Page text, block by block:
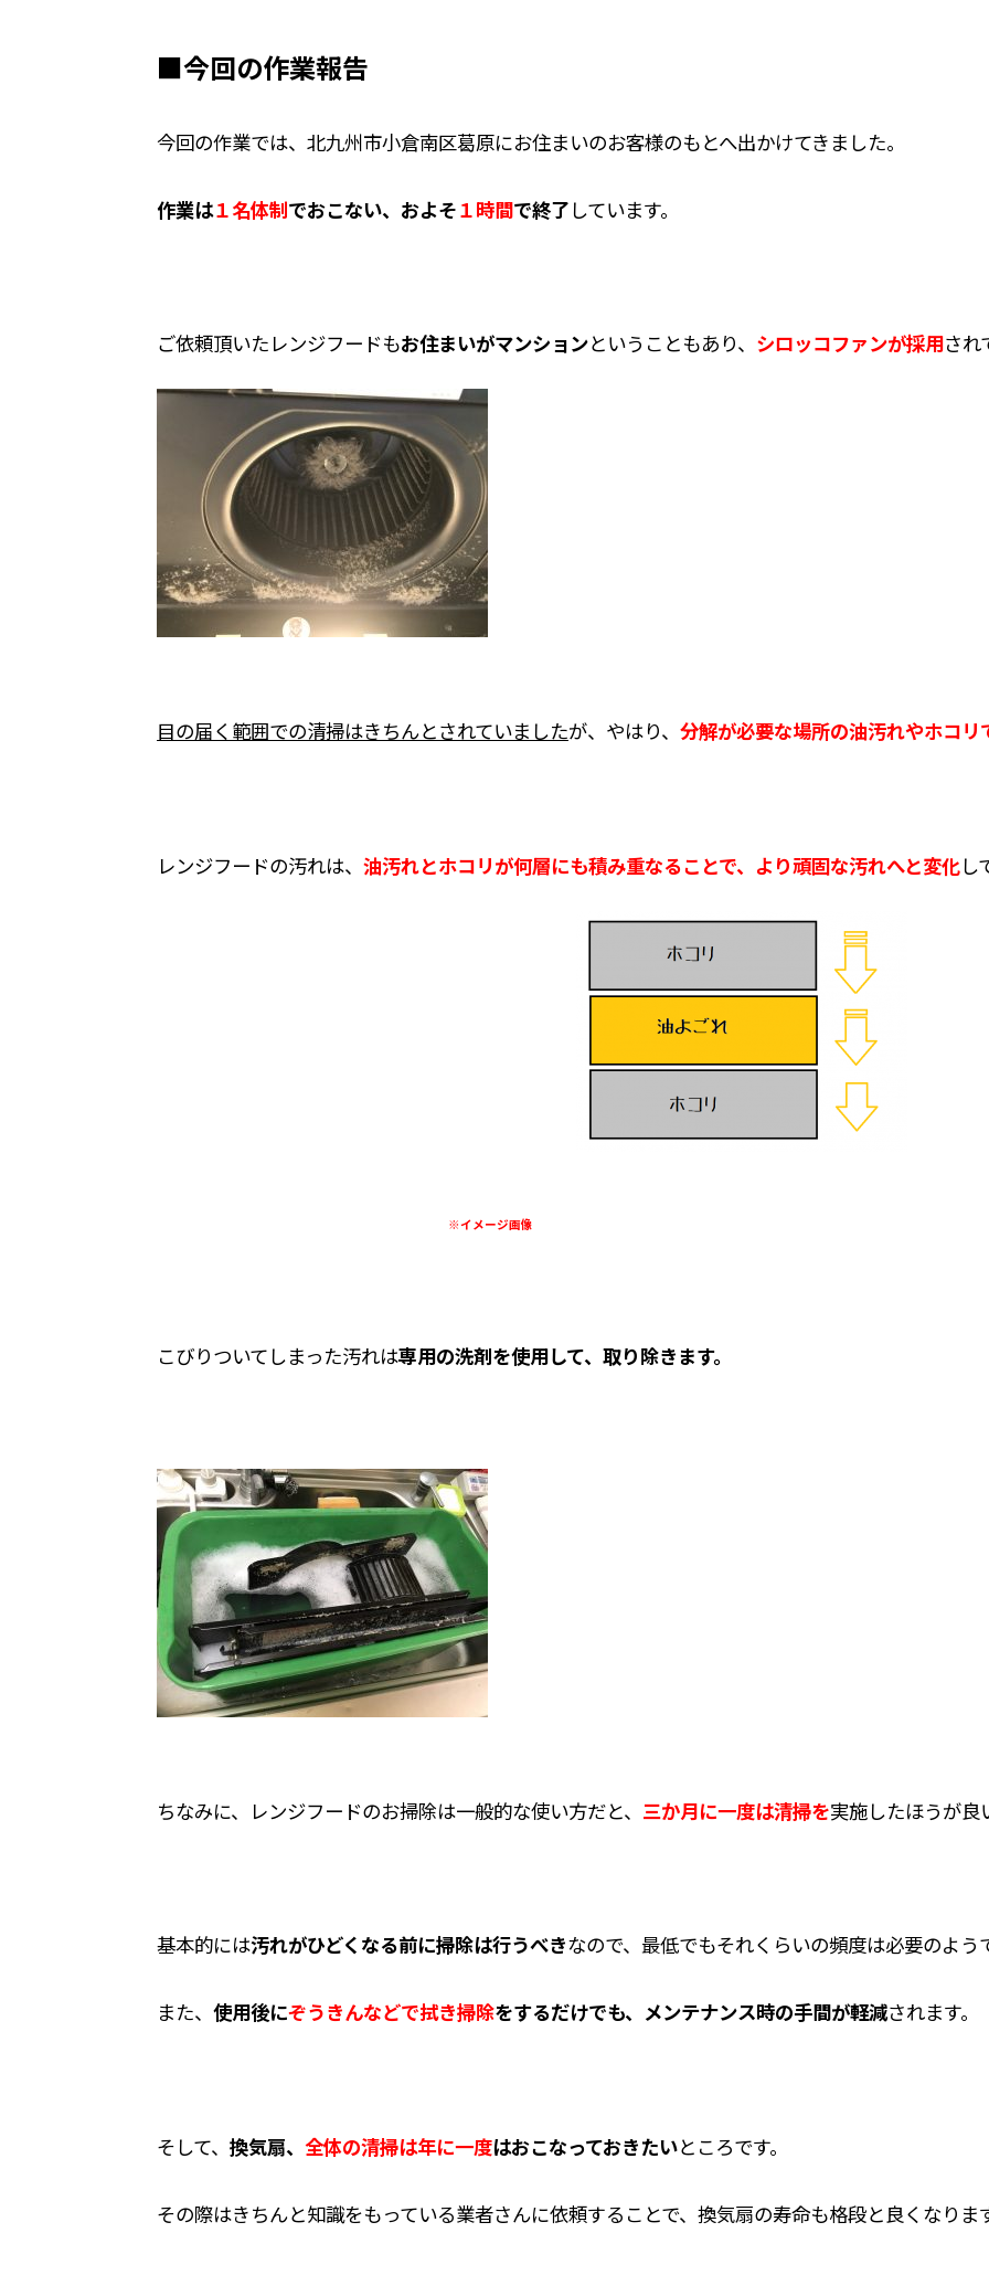
■今回の作業報告
今回の作業では、北九州市小倉南区葛原にお住まいのお客様のもとへ出かけてきました。
作業は１名体制でおこない、およそ１時間で終了 しています。
ご依頼頂いたレンジフードもお住まいがマンションということもあり、 シロッコファンが採用され
目の届く範囲での清掃はきちんとされていましたが、やはり、 分解が必要な場所の油汚れやホコリ
レンジフードの汚れは、 油汚れとホコリが何層にも積み重なることで、より頑固な汚れへと変化し
※イメージ画像
こびりついてしまった汚れは専用の洗剤を使用して、取り除きます。
ちなみに、レンジフードのお掃除は一般的な使い方だと、 三か月に一度は清掃を実施したほうが良
基本的には汚れがひどくなる前に掃除は行うべきなので、最低でもそれくらいの頻度は必要のよう
また、 使用後にぞうきんなどで拭き掃除をするだけでも、メンテナンス時の手間が軽減されます。
そして、 換気扇、 全体の清掃は年に一度はおこなっておきたいところです。
その際はきちんと知識をもっている業者さんに依頼することで、換気扇の寿命も格段と良くなります